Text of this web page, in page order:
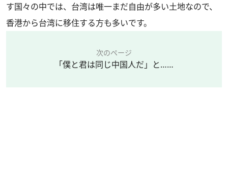
す国々の中では、台湾は唯一まだ自由が多い土地なので、
香港から台湾に移住する方も多いです。
次のページ
「僕と君は同じ中国人だ」と……